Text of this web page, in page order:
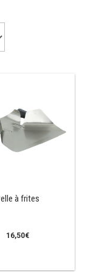
à frites
16,50€